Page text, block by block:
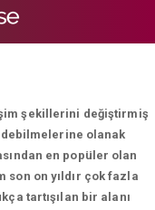
şekillerini değiştirmiş
olanak
en popüler olan
on yıldır çok fazla
tartışılan bir alanı